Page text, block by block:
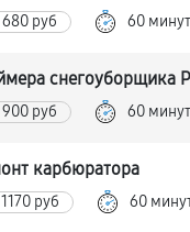
680 руб 60 минут
снегоуборщика
900 руб 60 минут
карбюратора
1170 руб 60